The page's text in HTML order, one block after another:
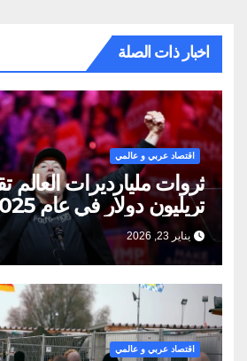
اخبار ذات الصلة
اقتصاد عربي و عالمي
تريليون دولار في عام 2025
يناير 23, 2026
اقتصاد عربي و عالمي